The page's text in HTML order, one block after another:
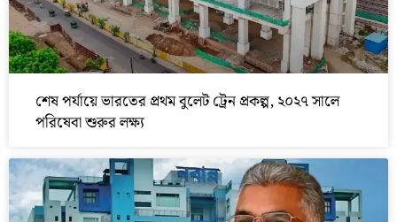
শেষ পর্যায়ে ভারতের প্রথম বুলেট ট্রেন প্রকল্প, ২০২৭ সালে
পরিষেবা শুরুর লক্ষ্য